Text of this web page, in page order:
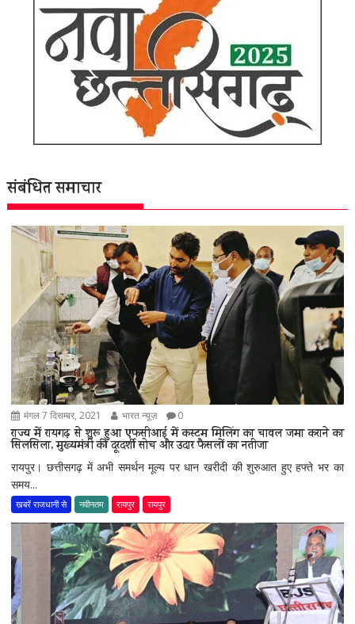
संबंधित समाचार
मंगल 7 दिसम्बर, 2021 भारत न्यूज़ 0
राज्य में रायगढ़ से शुरू हुआ एफसीआई में कस्टम मिलिंग का चावल जमा कराने का
सिलसिला, मुख्यमंत्री की दूरदर्शी सोच और उदार फैसलों का नतीजा
रायपुर। छत्तीसगढ़ में अभी समर्थन मूल्य पर धान खरीदी की शुरुआत हुए हफ्ते भर का
समय...
खबरें राजधानी से नवीनतम रायपुर रायपुर